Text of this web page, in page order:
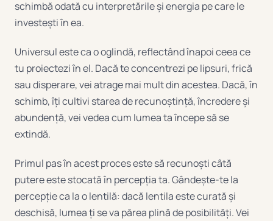
schimbă odată cu interpretările și energia pe care le
investești în ea.
Universul este ca o oglindă, reflectând înapoi ceea ce
tu proiectezi în el. Dacă te concentrezi pe lipsuri, frică
sau disperare, vei atrage mai mult din acestea. Dacă, în
schimb, îți cultivi starea de recunoștință, încredere și
abundență, vei vedea cum lumea ta începe să se
extindă.
Primul pas în acest proces este să recunoști câtă
putere este stocată în percepția ta. Gândește-te la
percepție ca la o lentilă: dacă lentila este curată și
deschisă, lumea ți se va părea plină de posibilități. Vei